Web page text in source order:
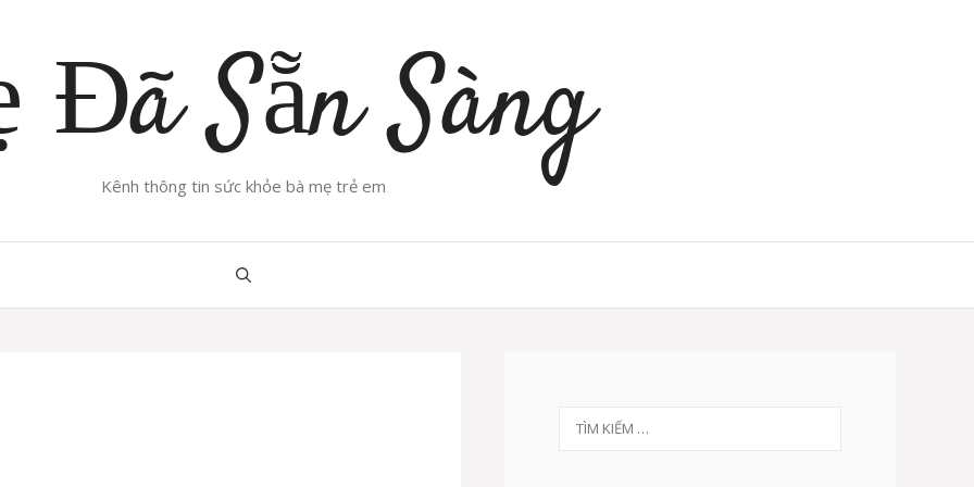
Đã Sẵn Sàng
Kênh thông tin sức khỏe bà mẹ trẻ em
Tìm
kiếm